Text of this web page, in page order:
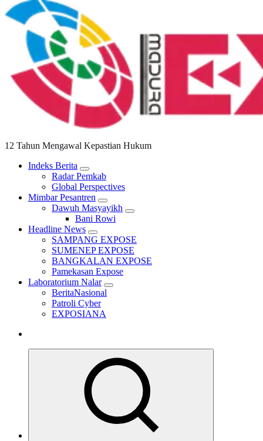
12 Tahun Mengawal Kepastian Hukum
Indeks Berita
Radar Pemkab
Global Perspectives
Mimbar Pesantren
Dawuh Masyayikh
Bani Rowi
Headline News
SAMPANG EXPOSE
SUMENEP EXPOSE
BANGKALAN EXPOSE
Pamekasan Expose
Laboratorium Nalar
BeritaNasional
Patroli Cyber
EXPOSIANA